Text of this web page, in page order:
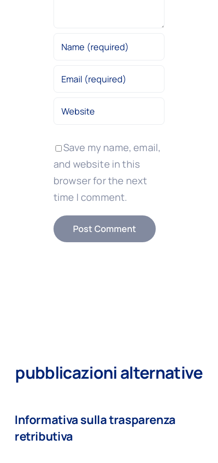
Save my name, email,
and website in this
browser for the next
time I comment.
pubblicazioni alternative
Informativa sulla trasparenza
retributiva